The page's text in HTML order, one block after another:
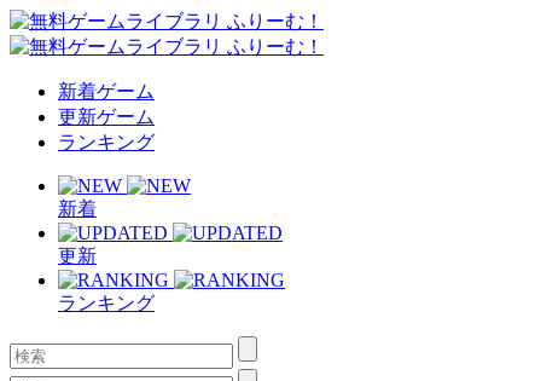
新着ゲーム
更新ゲーム
ランキング
新着
更新
ランキング